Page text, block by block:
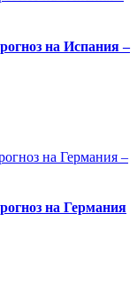
на Испания –
на Германия